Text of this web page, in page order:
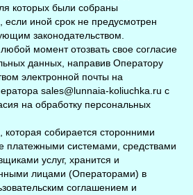
которых были собраны
иной срок не предусмотрен
законодательством.
момент отозвать свое согласие
данных, направив Оператору
электронной почты на
sales@lunnaia-koliuchka.ru с
на обработку персональных
собирается сторонними
платежными системами, средствами
услуг, хранится и
лицами (Операторами) в
соглашением и